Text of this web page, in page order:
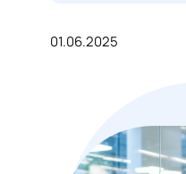
01.06.2025